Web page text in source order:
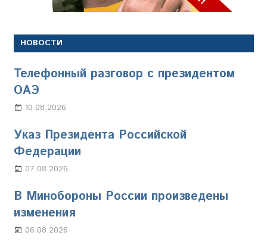
НОВОСТИ
Телефонный разговор с президентом
ОАЭ
10.08.2026
Указ Президента Российской
Федерации
07.08.2026
В Минобороны России произведены
изменения
06.08.2026